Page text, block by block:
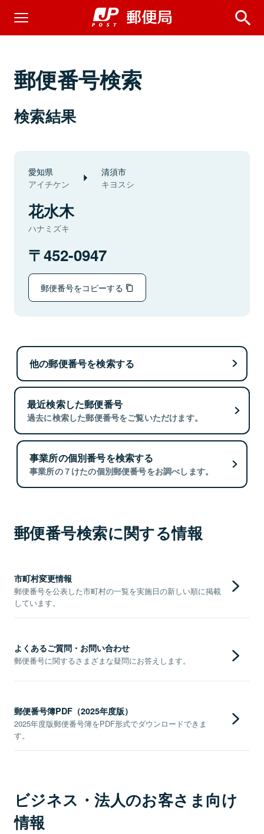
郵便番号検索
検索結果
愛知県
アイチケン
清須市
キヨスシ
花水木
ハナミズキ
452-0947
郵便番号をコピーする
他の郵便番号を検索する
最近検索した郵便番号
過去に検索した郵便番号をご覧いただけます。
事業所の個別番号を検索する
事業所の７けたの個別郵便番号をお調べします。
郵便番号検索に関する情報
市町村変更情報
郵便番号を公表した市町村の一覧を実施日の新しい順に掲載
しています。
よくあるご質問・お問い合わせ
郵便番号に関するさまざまな疑問にお答えします。
郵便番号簿PDF（2025年度版）
2025年度版郵便番号簿をPDF形式でダウンロードできま
す。
ビジネス・法人のお客さま向け
情報